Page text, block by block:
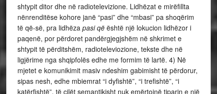
shtypit ditor dhe në radiotelevizione. Lidhëzat e mirëfillta
nënrenditëse kohore janë “pasi” dhe “mbasi” pa shoqërim
të që-së, pra lidhëza pasi qëështë një lokucion lidhëzor i
paqenë, por përdoret pandërgjegjshëm në shkrimet e
shtypit të përditshëm, radioteleviozione, tekste dhe në
ligjërime nga shqipfolës edhe me formim të lartë. 4) Në
mjetet e komunikimit masiv ndeshim gabimisht të përdorur,
sipas nesh, edhe mbiemrat “i dyfishtë”, “i trefishtë”, “i
katërfishtë”, të cilët semantikisht nuk emërtojnë tiparin e një